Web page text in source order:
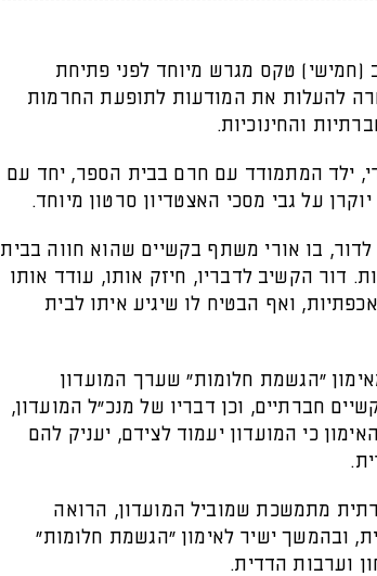
(חמישי) טקס מגרש מיוחד לפני פתיחת
להעלות את המודעות לתופעת החרמות
והחינוכיות.
ילד המתמודד עם חרם בבית הספר, יחד עם
על גבי מסכי האצטדיון סרטון מיוחד.
לדור, בו אורי משתף בקשיים שהוא חווה בבית
דור הקשיב לדבריו, חיזק אותו, עודד אותו
ואף הבטיח לו שיגיע איתו לבית
“הגשמת חלומות” שערך המועדון
חברתיים, וכן דבריו של מנכ"ל המועדון,
כי המועדון יעמוד לצידם, יעניק להם
מתמשכת שמוביל המועדון, הרואה
ובהמשך ישיר לאימון “הגשמת חלומות”
וערבות הדדית.